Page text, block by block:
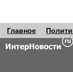
Главное